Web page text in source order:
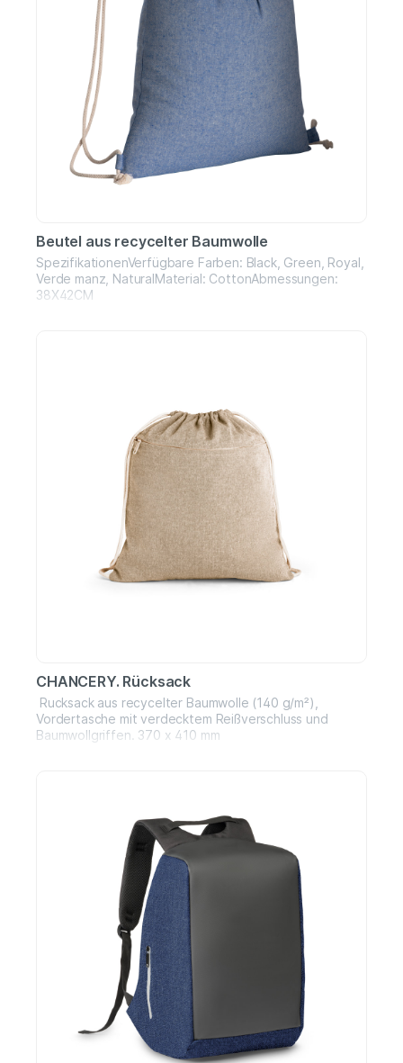
Beutel aus recycelter Baumwolle
SpezifikationenVerfügbare Farben: Black, Green, Royal,
Verde manz, NaturalMaterial: CottonAbmessungen:
38X42CM
CHANCERY. Rücksack
Rucksack aus recycelter Baumwolle (140 g/m²),
Vordertasche mit verdecktem Reißverschluss und
Baumwollgriffen. 370 x 410 mm